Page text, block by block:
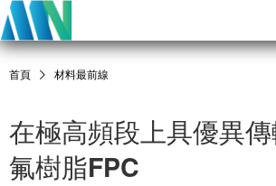
首頁 材料最前線
在極高頻段上具優異
氟樹脂FPC